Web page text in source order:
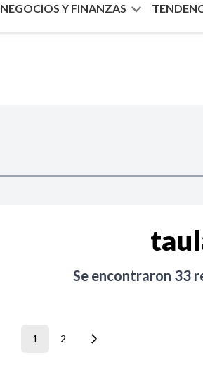
NEGOCIOS Y FINANZAS
Se encontraron 33
1 2